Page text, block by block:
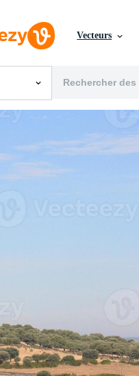
Vecteurs